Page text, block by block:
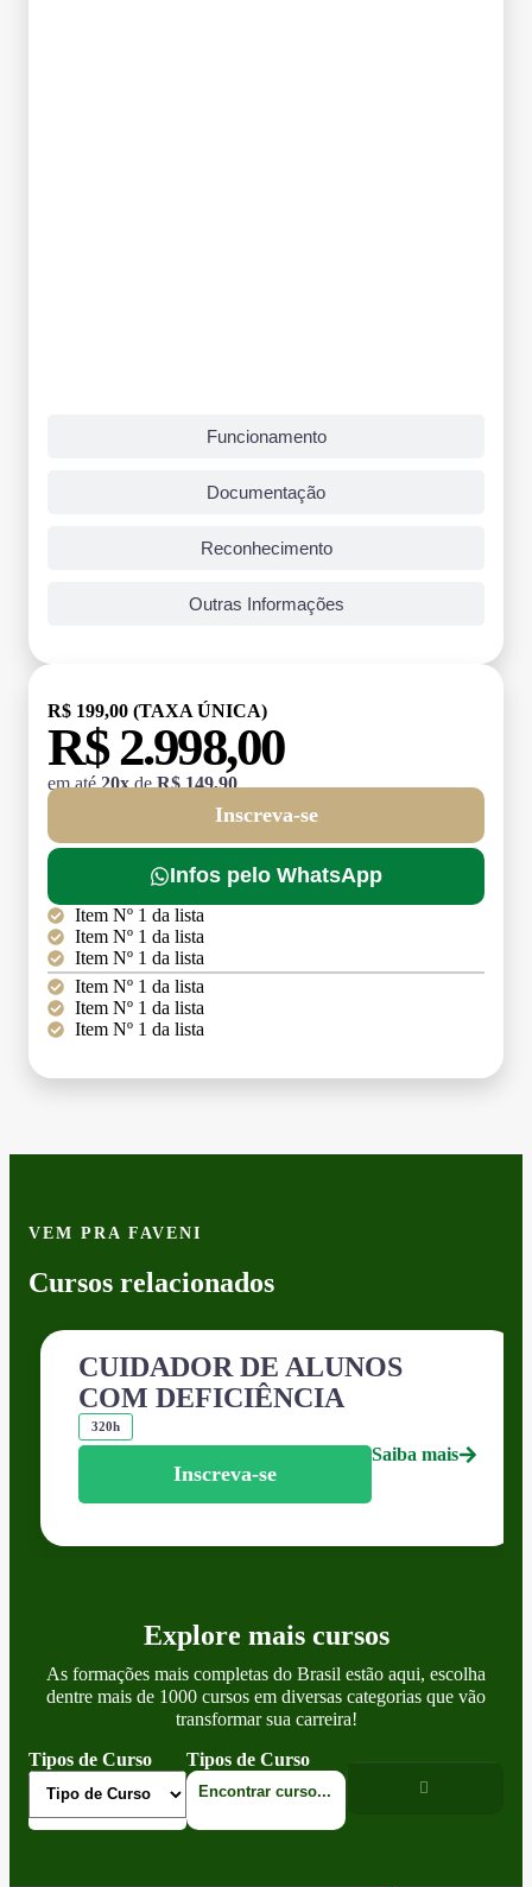
Funcionamento
Documentação
Reconhecimento
Outras Informações
R$ 199,00 (TAXA ÚNICA)
R$ 2.998,00
em até20xdeR$ 149,90
Inscreva-se
Infos pelo WhatsApp
Item Nº 1 da lista
Item Nº 1 da lista
Item Nº 1 da lista
Item Nº 1 da lista
Item Nº 1 da lista
Item Nº 1 da lista
VEM PRA FAVENI
Cursos relacionados
CUIDADOR DE ALUNOS
COM DEFICIÊNCIA
320h
Inscreva-se
Saiba mais
Explore mais cursos
As formações mais completas do Brasil estão aqui, escolha
dentre mais de 1000 cursos em diversas categorias que vão
transformar sua carreira!
Tipos de Curso
Tipos de Curso